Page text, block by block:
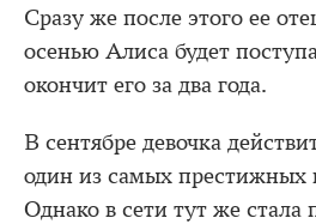
Сразу же после этого ее
осенью Алиса будет
окончит его за два года.
В сентябре девочка
один из самых престижных
Однако в сети тут же стала